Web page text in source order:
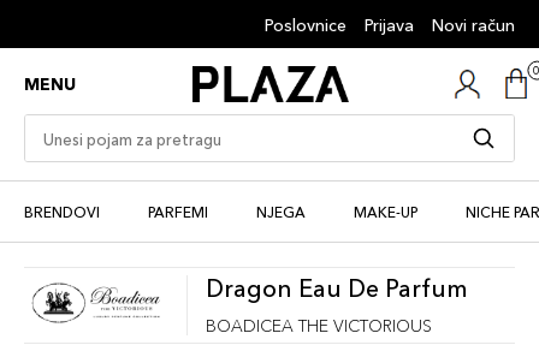
Poslovnice Prijava Novi račun
MENU
BRENDOVI PARFEMI NJEGA MAKE-UP NICHE
Dragon Eau De Parfum
BOADICEA THE VICTORIOUS